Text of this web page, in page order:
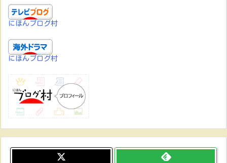
にほんブログ村
にほんブログ村